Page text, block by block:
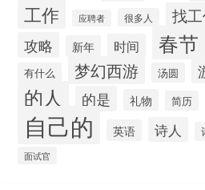
工作 应聘者 很多人 找
攻略 新年 时间 春节
有什么 梦幻西游 汤圆
的人 的是 礼物 简历
自己的 英语 诗人
面试官